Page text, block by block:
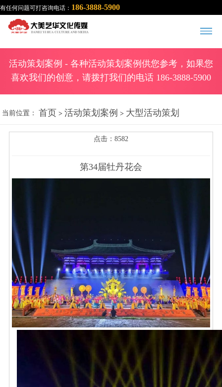
有任何问题可打咨询电话： 186-3888-5900
活动策划案例 - 各种活动策划案例供您参考，如果您
喜欢我们的创意，请拨打我们的电话 186-3888-5900
当前位置： 首页 > 活动策划案例 > 大型活动策划
点击：8582
第34届牡丹花会